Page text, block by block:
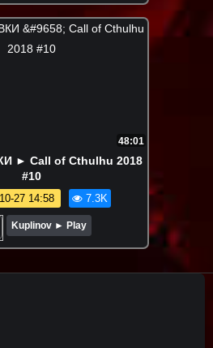
48:01
► Call of Cthulhu 2018
#10
27 14:58 7.3K
Kuplinov ► Play